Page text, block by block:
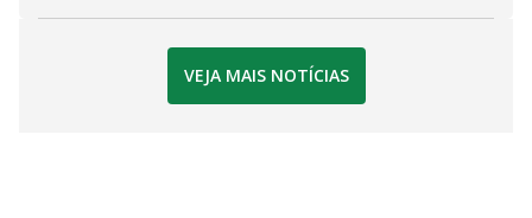
VEJA MAIS NOTÍCIAS